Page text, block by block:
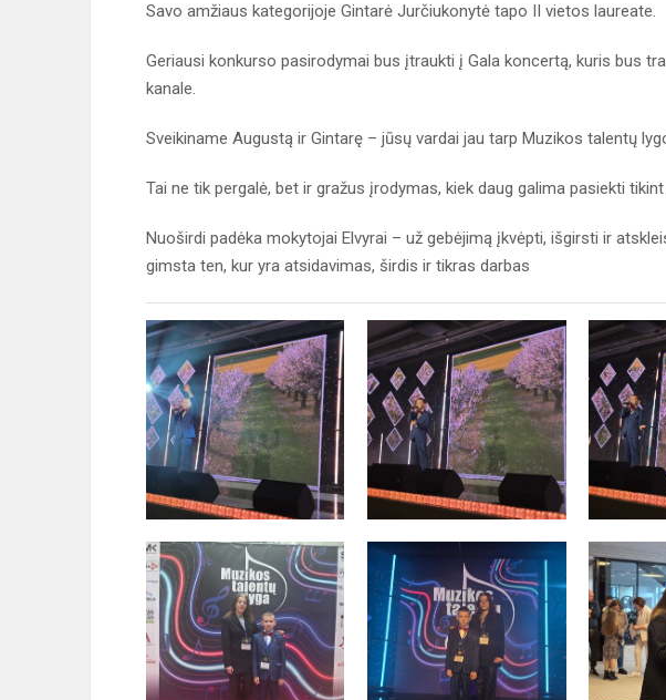
Savo amžiaus kategorijoje Gintarė Jurčiukonytė tapo II vietos laureate.
Geriausi konkurso pasirodymai bus įtraukti į Gala koncertą, kuris bus
kanale.
Sveikiname Augustą ir Gintarę – jūsų vardai jau tarp Muzikos talentų
Tai ne tik pergalė, bet ir gražus įrodymas, kiek daug galima pasiekti
Nuoširdi padėka mokytojai Elvyrai – už gebėjimą įkvėpti, išgirsti ir
gimsta ten, kur yra atsidavimas, širdis ir tikras darbas